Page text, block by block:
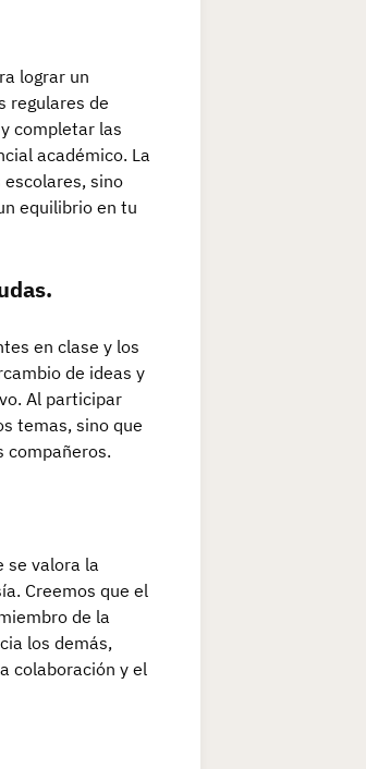
lograr un
regulares de
completar las
académico. La
sino
equilibrio en tu
en clase y los
de ideas y
Al participar
temas, sino que
compañeros.
se valora la
Creemos que el
de la
los demás,
colaboración y el